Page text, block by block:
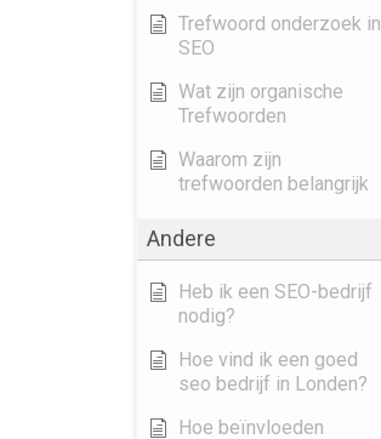
Trefwoord onderzoek in
SEO
Wat zijn organische
Trefwoorden
Waarom zijn
trefwoorden belangrijk
Andere
Heb ik een SEO-bedrijf
nodig?
Hoe vind ik een goed
seo bedrijf in Londen?
Hoe beïnvloeden